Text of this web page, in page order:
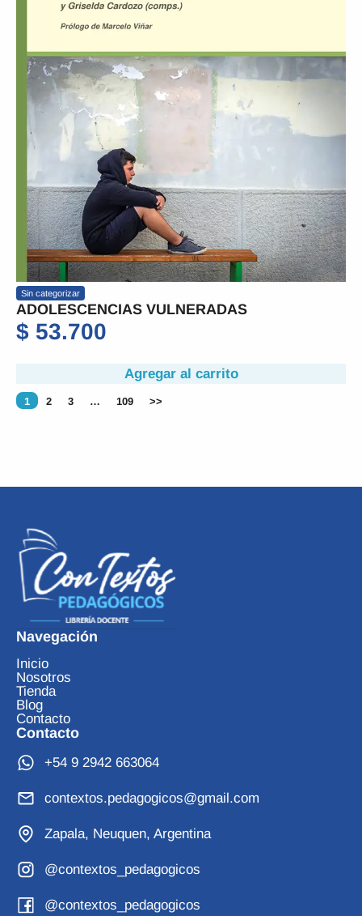
Sin categorizar
ADOLESCENCIAS VULNERADAS
$ 53.700
Agregar al carrito
1 2 3 … 109 >>
Navegación
Inicio
Nosotros
Tienda
Blog
Contacto
Contacto
+54 9 2942 663064
contextos.pedagogicos@gmail.com
Zapala, Neuquen, Argentina
@contextos_pedagogicos
@contextos_pedagogicos